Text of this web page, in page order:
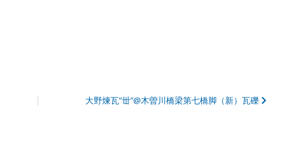
大野煉瓦”丗”@木曽川橋梁第七橋脚（新）瓦礫